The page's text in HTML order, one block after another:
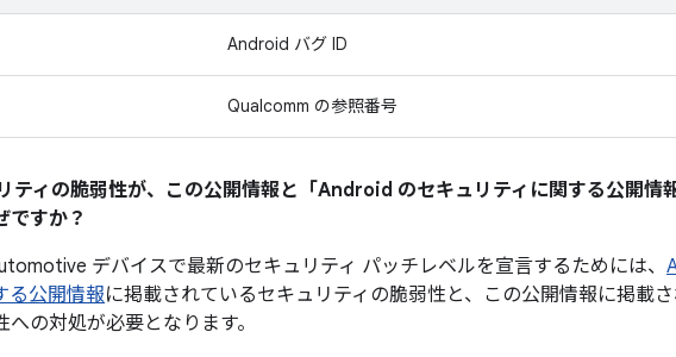
Android バグ ID
Qualcomm の参照番号
ティの脆弱性が、この公開情報と「Android のセキュリティに関する公開情
ですか？
デバイスで最新のセキュリティ パッチレベルを宣言するためには、
る公開情報に掲載されているセキュリティの脆弱性と、この公開情報に掲載
への対処が必要となります。